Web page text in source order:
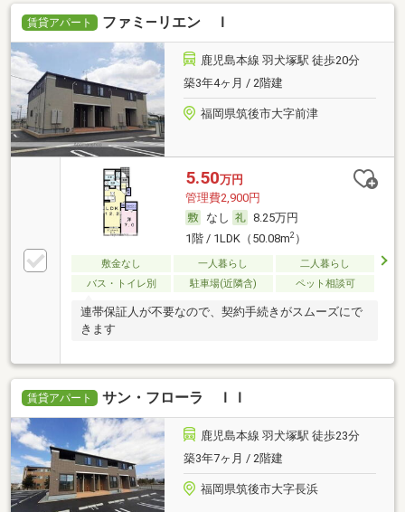
賃貸アパート ファミ―リエン Ｉ
鹿児島本線 羽犬塚駅 徒歩20分
築3年4ヶ月 / 2階建
福岡県筑後市大字前津
5.50万円
管理費2,900円
なし
8.25万円
1階 / 1LDK（50.08m2）
敷金なし 一人暮らし
二人暮らし
バス・トイレ別
駐車場(近隣含) ペット相談可
連帯保証人が不要なので、契約手続きがスムーズにで
きます
賃貸アパート サン・フローラ ＩＩ
鹿児島本線 羽犬塚駅 徒歩23分
築3年7ヶ月 / 2階建
福岡県筑後市大字長浜